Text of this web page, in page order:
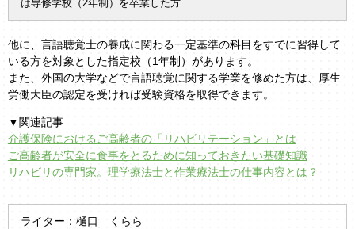
は専修学校（2年制）を卒業した方
他に、言語聴覚士の養成に関わる一定基準の科目をすでに習得して
いる方を対象とした指定校（1年制）があります。
また、外国の大学などで言語聴覚に関する学業を修めた方は、厚生
労働大臣の認定を受ければ受験資格を取得できます。
▼関連記事
介護保険におけるご高齢者の「リハビリテーション」とは
ご高齢者が安全に食事をとるために知っておきたい基礎知識
リハビリの専門家。理学療法士と作業療法士の仕事内容とは？
ライター：樋口 くらら